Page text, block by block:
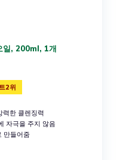
일, 200ml, 1개
2위
력한 클렌징력
자극을 주지 않음
만들어줌